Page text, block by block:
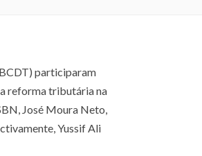
participaram
reforma tributária na
José Moura Neto,
Yussif Ali